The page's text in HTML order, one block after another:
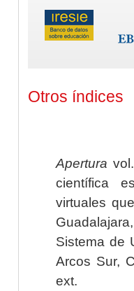
Otros índices
Apertura
científica
virtuales
Sistema de
Arcos Sur,
ext.